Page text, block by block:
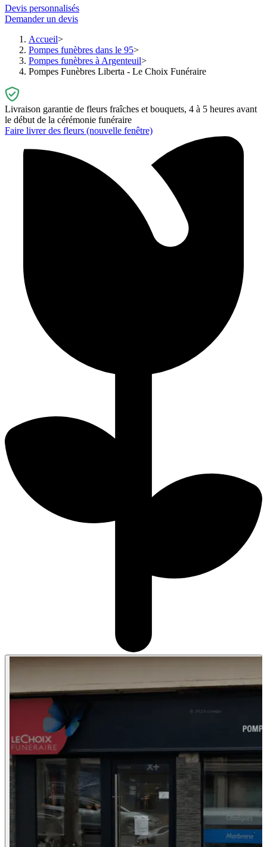
Devis personnalisés
Demander un devis
Accueil
Pompes funèbres dans le 95
Pompes funèbres à Argenteuil
Pompes Funèbres Liberta - Le Choix Funéraire
Livraison garantie de fleurs fraîches et bouquets, 4 à 5 heures avant
le début de la cérémonie funéraire
Faire livrer des fleurs (nouvelle fenêtre)